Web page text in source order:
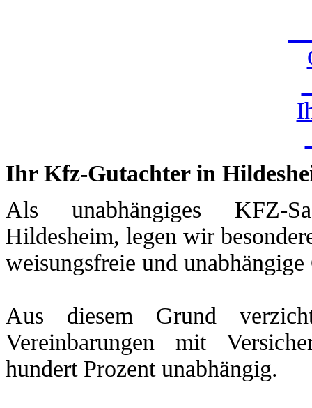
Ihr Kfz-Gutachter in
Als unabhängiges KFZ-
Hildesheim, legen wir
weisungsfreie und
Aus diesem Grund
Vereinbarungen mit
hundert Prozent unabhängig.